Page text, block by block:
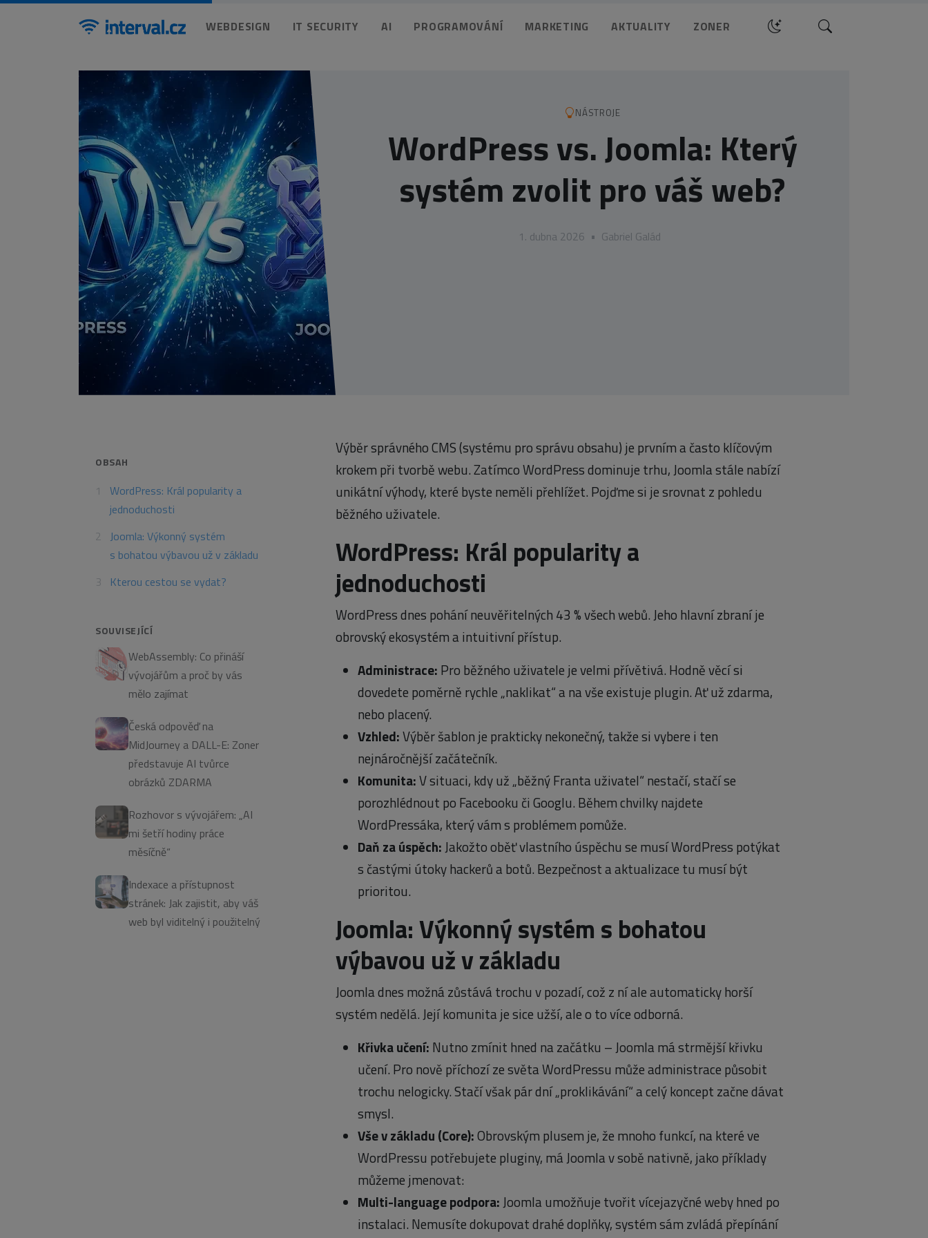
WEBDESIGN IT SECURITY AI PROGRAMOVÁNÍ MARKETING AKTUALITY ZONER Hledat
NÁSTROJE
WordPress vs. Joomla: Který
systém zvolit pro váš web?
1. dubna 2026 • Gabriel Galád
OBSAH
WordPress: Král popularity a
jednoduchosti
Joomla: Výkonný systém
s bohatou výbavou už v základu
Kterou cestou se vydat?
SOUVISEJÍCÍ
WebAssembly: Co přináší
vývojářům a proč by vás
mělo zajímat
Česká odpověď na
MidJourney a DALL-E: Zoner
představuje AI tvůrce
obrázků ZDARMA
Rozhovor s vývojářem: „AI
mi šetří hodiny práce
měsíčně“
Indexace a přístupnost
stránek: Jak zajistit, aby váš
web byl viditelný i použitelný
Výběr správného CMS (systému pro správu obsahu) je prvním a často klíčovým
krokem při tvorbě webu. Zatímco WordPress dominuje trhu, Joomla stále nabízí
unikátní výhody, které byste neměli přehlížet. Pojďme si je srovnat z pohledu
běžného uživatele.
WordPress: Král popularity a
jednoduchosti
WordPress dnes pohání neuvěřitelných 43 % všech webů. Jeho hlavní zbraní je
obrovský ekosystém a intuitivní přístup.
Administrace: Pro běžného uživatele je velmi přívětivá. Hodně věcí si
dovedete poměrně rychle „naklikat“ a na vše existuje plugin. Ať už zdarma,
nebo placený.
Vzhled:Výběr šablon je prakticky nekonečný, takže si vybere i ten
nejnáročnější začátečník.
Komunita:V situaci, kdy už „běžný Franta uživatel“ nestačí, stačí se
porozhlédnout po Facebooku či Googlu. Během chvilky najdete
WordPressáka, který vám s problémem pomůže.
Daň za úspěch: Jakožto oběť vlastního úspěchu se musí WordPress potýkat
s častými útoky hackerů a botů. Bezpečnost a aktualizace tu musí být
prioritou.
Joomla: Výkonný systém s bohatou
výbavou už v základu
Joomla dnes možná zůstává trochu v pozadí, což z ní ale automaticky horší
systém nedělá. Její komunita je sice užší, ale o to více odborná.
Křivka učení: Nutno zmínit hned na začátku – Joomla má strmější křivku
učení. Pro nově příchozí ze světa WordPressu může administrace působit
trochu nelogicky. Stačí však pár dní „proklikávání“ a celý koncept začne dávat
smysl.
Vše v základu (Core):Obrovským plusem je, že mnoho funkcí, na které ve
WordPressu potřebujete pluginy, má Joomla v sobě nativně, jako příklady
můžeme jmenovat:
Multi-language podpora: Joomla umožňuje tvořit vícejazyčné weby hned po
instalaci. Nemusíte dokupovat drahé doplňky, systém sám zvládá přepínání